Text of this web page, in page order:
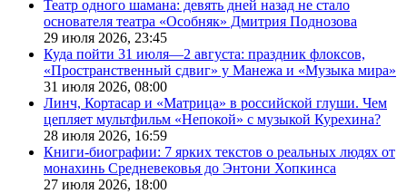
Театр одного шамана: девять дней назад не стало
основателя театра «Особняк» Дмитрия Поднозова
29 июля 2026, 23:45
Куда пойти 31 июля—2 августа: праздник флоксов,
«Пространственный сдвиг» у Манежа и «Музыка мира»
31 июля 2026, 08:00
Линч, Кортасар и «Матрица» в российской глуши. Чем
цепляет мультфильм «Непокой» с музыкой Курехина?
28 июля 2026, 16:59
Книги-биографии: 7 ярких текстов о реальных людях от
монахинь Средневековья до Энтони Хопкинса
27 июля 2026, 18:00